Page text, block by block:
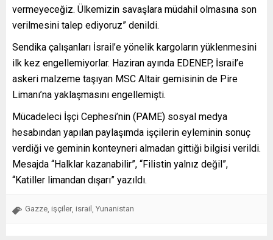
vermeyeceğiz. Ülkemizin savaşlara müdahil olmasına son
verilmesini talep ediyoruz” denildi.
Sendika çalışanları İsrail’e yönelik kargoların yüklenmesini
ilk kez engellemiyorlar. Haziran ayında EDENEP, İsrail’e
askeri malzeme taşıyan MSC Altair gemisinin de Pire
Limanı’na yaklaşmasını engellemişti.
Mücadeleci İşçi Cephesi’nin (PAME) sosyal medya
hesabından yapılan paylaşımda işçilerin eyleminin sonuç
verdiği ve geminin konteyneri almadan gittiği bilgisi verildi.
Mesajda “Halklar kazanabilir”, “Filistin yalnız değil”,
“Katiller limandan dışarı” yazıldı.
Gazze işçiler israil Yunanistan